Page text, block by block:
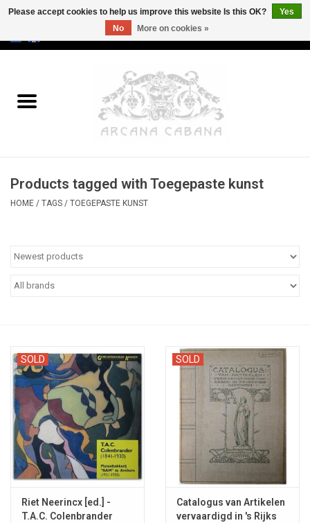
Old & Rare
Erotica
Categories
Products tagged with Toegepaste kunst
HOME / TAGS / TOEGEPASTE KUNST
SOLD
Riet Neerincx [ed.] -
T.A.C. Colenbrander
SOLD
Catalogus van Artikelen
vervaardigd in 's Rijks
Please accept cookies to help us improve this website Is this OK?
Yes
No
More on cookies »